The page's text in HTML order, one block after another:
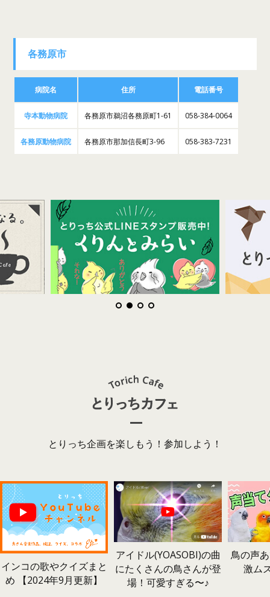
各務原市
病院名 住所 電話番号
寺本動物病院 各務原市鵜沼各務原町1-61 058-384-0064
各務原動物病院 各務原市那加信長町3-96 058-383-7231
とりっち企画を楽しもう！参加しよう！
インコの歌やクイズまと
め 【2024年9月更新】
アイドル(YOASOBI)の曲
にたくさんの鳥さんが登
場！可愛すぎる〜♪
鳥の声
激ム